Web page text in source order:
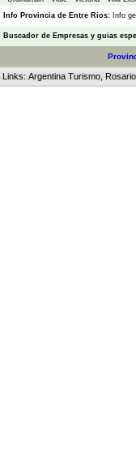
Info Provincia de Entre Rios: Info
Buscador de Empresas y guias
Links: Argentina Turismo Rosario